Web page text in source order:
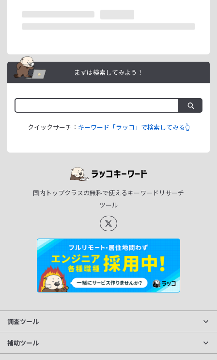
まずは検索してみよう！
クイックサーチ： キーワード「ラッコ」で検索してみる👆
国内トップクラスの無料で使えるキーワードリサーチ
ツール
調査ツール
サイト分析
補助ツール